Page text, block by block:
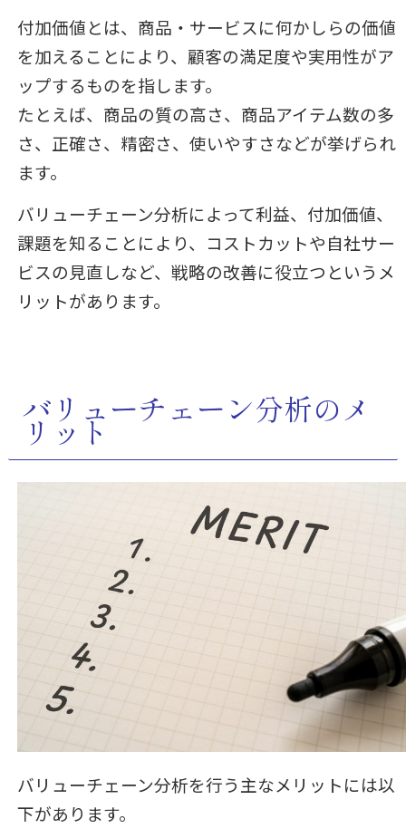
付加価値とは、商品・サービスに何かしらの価値
を加えることにより、顧客の満足度や実用性がア
ップするものを指します。
たとえば、商品の質の高さ、商品アイテム数の多
さ、正確さ、精密さ、使いやすさなどが挙げられ
ます。
バリューチェーン分析によって利益、付加価値、
課題を知ることにより、コストカットや自社サー
ビスの見直しなど、戦略の改善に役立つというメ
リットがあります。
バリューチェーン分析のメ
リット
バリューチェーン分析を行う主なメリットには以
下があります。